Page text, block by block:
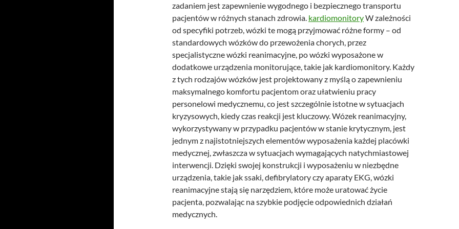
zadaniem jest zapewnienie wygodnego i bezpiecznego transportu
pacjentów w różnych stanach zdrowia. kardiomonitoryW zależności
od specyfiki potrzeb, wózki te mogą przyjmować różne formy – od
standardowych wózków do przewożenia chorych, przez
specjalistyczne wózki reanimacyjne, po wózki wyposażone w
dodatkowe urządzenia monitorujące, takie jak kardiomonitory. Każdy
z tych rodzajów wózków jest projektowany z myślą o zapewnieniu
maksymalnego komfortu pacjentom oraz ułatwieniu pracy
personelowi medycznemu, co jest szczególnie istotne w sytuacjach
kryzysowych, kiedy czas reakcji jest kluczowy. Wózek reanimacyjny,
wykorzystywany w przypadku pacjentów w stanie krytycznym, jest
jednym z najistotniejszych elementów wyposażenia każdej placówki
medycznej, zwłaszcza w sytuacjach wymagających natychmiastowej
interwencji. Dzięki swojej konstrukcji i wyposażeniu w niezbędne
urządzenia, takie jak ssaki, defibrylatory czy aparaty EKG, wózki
reanimacyjne stają się narzędziem, które może uratować życie
pacjenta, pozwalając na szybkie podjęcie odpowiednich działań
medycznych.